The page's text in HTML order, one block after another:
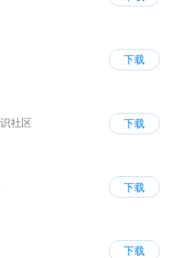
下载
社区
下载
下载
下载